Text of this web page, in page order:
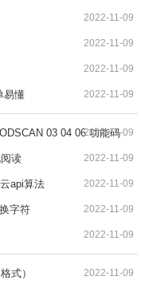
2022-11-09
2022-11-09
2022-11-09
易懂 2022-11-09
03 04 06 功能码
2022-11-09
读 2022-11-09
api算法 2022-11-09
字符 2022-11-09
2022-11-09
式） 2022-11-09